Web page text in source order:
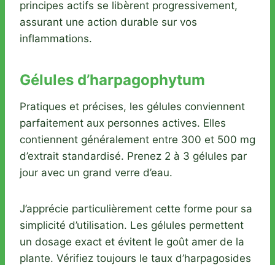
principes actifs se libèrent progressivement,
assurant une action durable sur vos
inflammations.
Gélules d’harpagophytum
Pratiques et précises, les gélules conviennent
parfaitement aux personnes actives. Elles
contiennent généralement entre 300 et 500 mg
d’extrait standardisé. Prenez 2 à 3 gélules par
jour avec un grand verre d’eau.
J’apprécie particulièrement cette forme pour sa
simplicité d’utilisation. Les gélules permettent
un dosage exact et évitent le goût amer de la
plante. Vérifiez toujours le taux d’harpagosides